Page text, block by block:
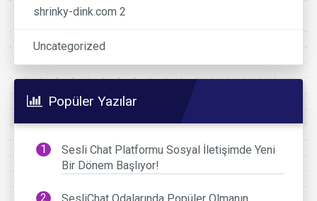
shrinky-dink.com 2
Uncategorized
Popüler Yazılar
Sesli Chat Platformu Sosyal İletişimde Yeni
Bir Dönem Başlıyor!